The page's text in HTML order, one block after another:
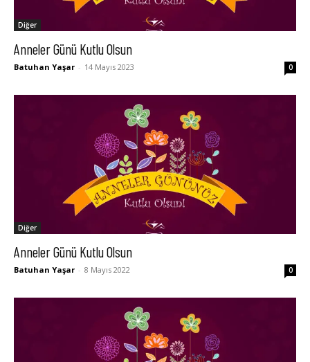
Diğer
Anneler Günü Kutlu Olsun
Batuhan Yaşar - 14 Mayıs 2023 0
Diğer
Anneler Günü Kutlu Olsun
Batuhan Yaşar - 8 Mayıs 2022 0